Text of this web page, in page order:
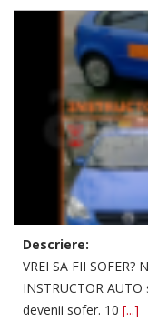
Descriere:
VREI SA FII
INSTRUCTOR
devenii sofer. 10 [...]